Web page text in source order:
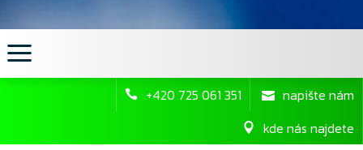
+420 725 061 351
napište nám
kde nás najdete